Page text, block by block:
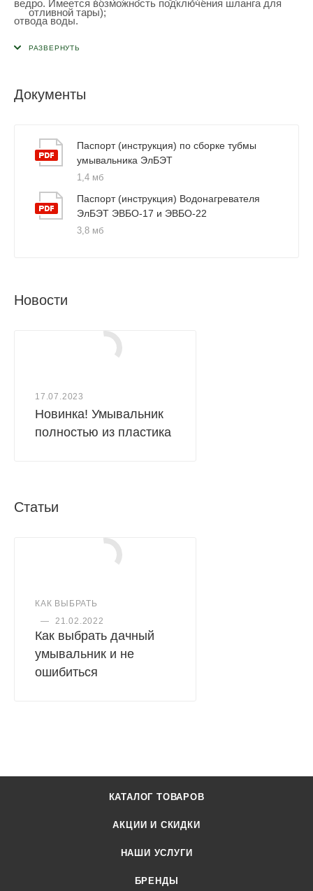
отливной тары);
багажник легкового автомобиля или в ноги
ведро. Имеется возможность подключения шланга для
отвода воды.
Документы
Паспорт (инструкция) по сборке тубмы
умывальника ЭлБЭТ
1,4 мб
Паспорт (инструкция) Водонагревателя
ЭлБЭТ ЭВБО-17 и ЭВБО-22
3,8 мб
Новости
17.07.2023
Новинка! Умывальник
полностью из пластика
Статьи
КАК ВЫБРАТЬ
—
21.02.2022
Как выбрать дачный
умывальник и не
ошибиться
КАТАЛОГ ТОВАРОВ
АКЦИИ И СКИДКИ
НАШИ УСЛУГИ
БРЕНДЫ